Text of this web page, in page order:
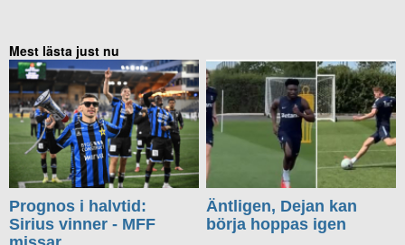
Mest lästa just nu
Prognos i halvtid:
Sirius vinner - MFF
Äntligen, Dejan kan
börja hoppas igen